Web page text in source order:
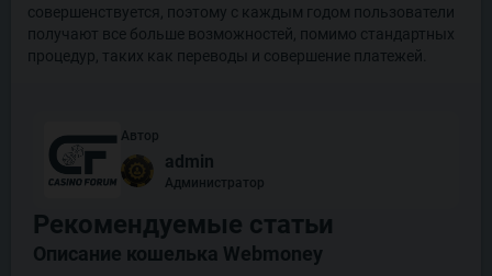
Автор
admin
Администратор
Рекомендуемые статьи
Описание кошелька Webmoney
совершенствуется, поэтому с каждым годом пользователи
получают все больше возможностей, помимо стандартных
процедур, таких как переводы и совершение платежей.